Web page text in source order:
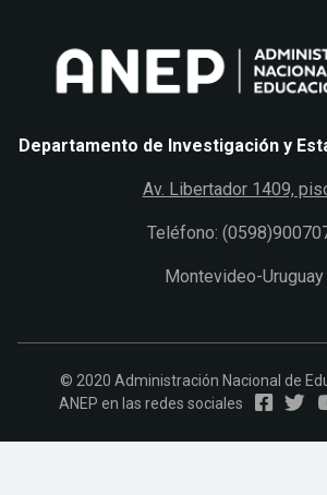
Departamento de Investigación y
Av. Libertador 1409,
Teléfono:
Montevideo-Uruguay
© 2020 Administración Nacional de
ANEP en las redes sociales